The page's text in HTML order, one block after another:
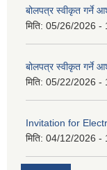
बोलपत्र स्वीकृत गर्ने
मिति: 05/26/2026 -
बोलपत्र स्वीकृत गर्ने
मिति: 05/22/2026 -
Invitation for
मिति: 04/12/2026 -